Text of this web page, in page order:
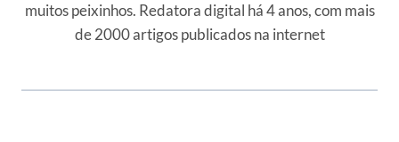
muitos peixinhos. Redatora digital há 4 anos, com mais
de 2000 artigos publicados na internet